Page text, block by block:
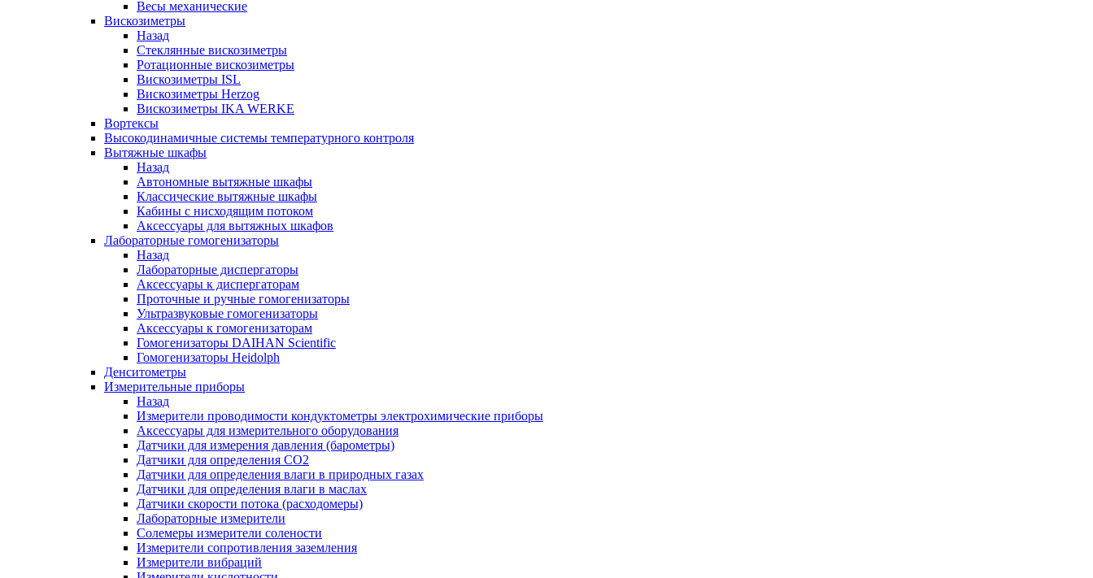
Весы механические
Вискозиметры
Назад
Стеклянные вискозиметры
Ротационные вискозиметры
Вискозиметры ISL
Вискозиметры Herzog
Вискозиметры IKA WERKE
Вортексы
Высокодинамичные системы температурного контроля
Вытяжные шкафы
Назад
Автономные вытяжные шкафы
Классические вытяжные шкафы
Кабины с нисходящим потоком
Аксессуары для вытяжных шкафов
Лабораторные гомогенизаторы
Назад
Лабораторные диспергаторы
Аксессуары к диспергаторам
Проточные и ручные гомогенизаторы
Ультразвуковые гомогенизаторы
Аксессуары к гомогенизаторам
Гомогенизаторы DAIHAN Scientific
Гомогенизаторы Heidolph
Денситометры
Измерительные приборы
Назад
Измерители проводимости кондуктометры электрохимические приборы
Аксессуары для измерительного оборудования
Датчики для измерения давления (барометры)
Датчики для определения CO2
Датчики для определения влаги в природных газах
Датчики для определения влаги в маслах
Датчики скорости потока (расходомеры)
Лабораторные измерители
Солемеры измерители солености
Измерители сопротивления заземления
Измерители вибраций